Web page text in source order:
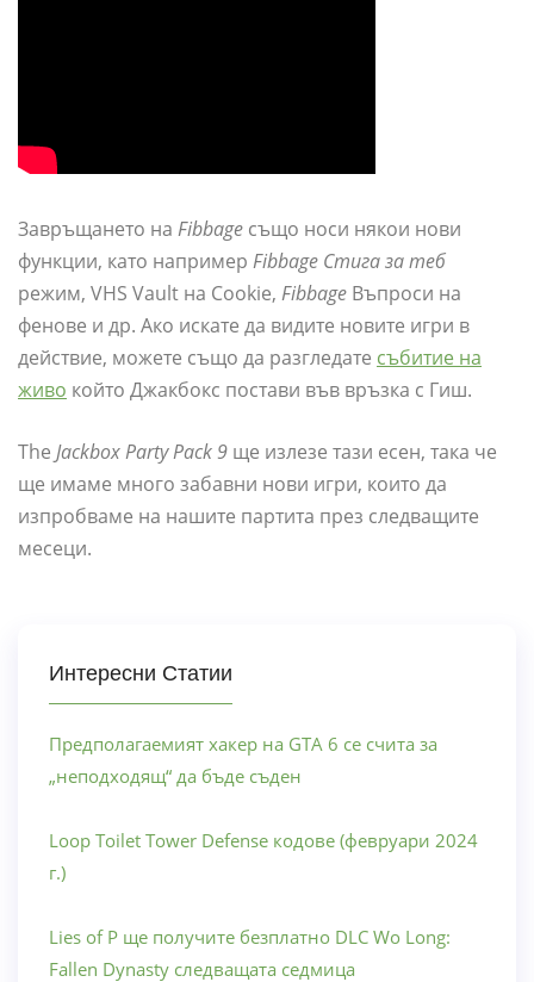
Завръщането на Fibbage също носи някои нови
функции, като например Fibbage Стига за теб
режим, VHS Vault на Cookie, Fibbage Въпроси на
фенове и др. Ако искате да видите новите игри в
действие, можете също да разгледате събитие на
живо който Джакбокс постави във връзка с Гиш.
The Jackbox Party Pack 9 ще излезе тази есен, така че
ще имаме много забавни нови игри, които да
изпробваме на нашите партита през следващите
месеци.
Интересни Статии
Предполагаемият хакер на GTA 6 се счита за
„неподходящ“ да бъде съден
Loop Toilet Tower Defense кодове (февруари 2024
г.)
Lies of P ще получите безплатно DLC Wo Long:
Fallen Dynasty следващата седмица